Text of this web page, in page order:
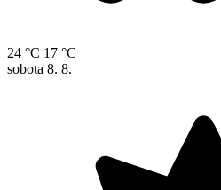
24 °C 17 °C
sobota 8. 8.